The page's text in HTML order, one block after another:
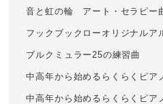
音と虹の輪 アート・セラピー
フックブックローオリジナルア
ブルクミュラー25の練習曲
中高年から始めるらくらくピア
中高年から始めるらくらくピア